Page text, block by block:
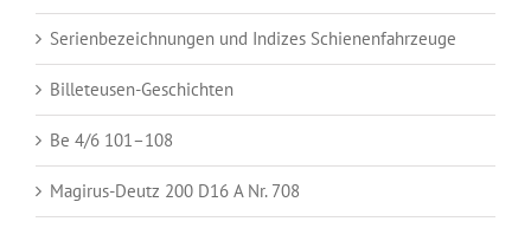
Serienbezeichnungen und Indizes Schienenfahrzeuge
Billeteusen-Geschichten
Be 4/6 101–108
Magirus-Deutz 200 D16 A Nr. 708